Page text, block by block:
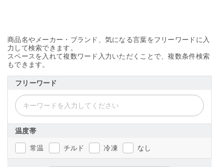
商品名やメーカー・ブランド、気になる言葉をフリーワードに入
力して検索できます。
スペースを入れて複数ワード入力いただくことで、複数条件検索
もできます。
フリーワード
温度帯
常温 チルド 冷凍 なし